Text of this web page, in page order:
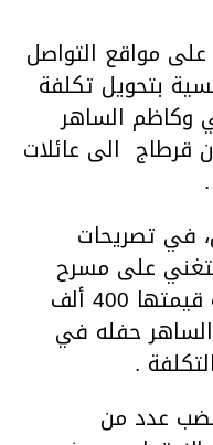
مواقع التواصل
بتحويل تكلفة
وكاظم الساهر
قرطاج الى عائلات
في تصريحات
على مسرح
قرطاج يوم 8 جويلية بتكلفة قيمتها 400 ألف
حفله في
غضب عدد من